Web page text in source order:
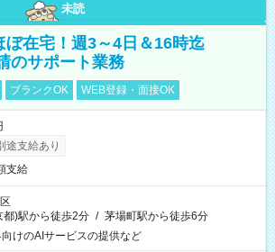
未読
ぼ在宅！週3～4日＆16時迄
のサポート業務
ブランクOK WEB登録・面接OK
途支給あり
支給
都)駅から徒歩2分 / 茅場町駅から徒歩6分
けのAIサービスの提供など